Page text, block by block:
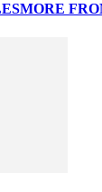
MORE